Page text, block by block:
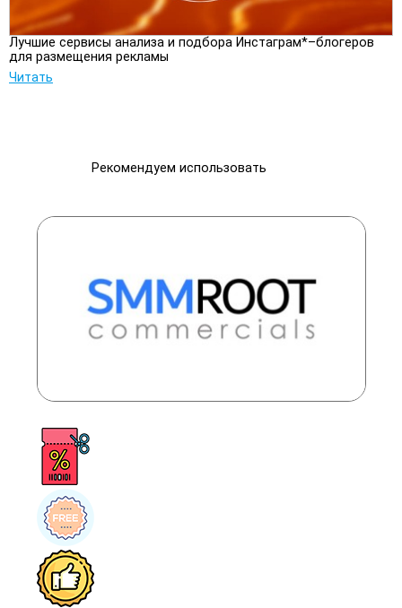
Лучшие сервисы анализа и подбора Инстаграм*–блогеров
для размещения рекламы
Читать
Рекомендуем использовать